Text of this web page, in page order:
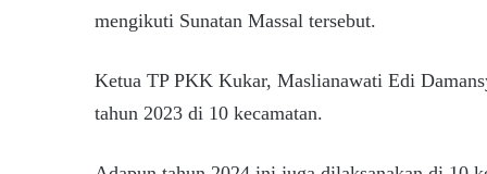
mengikuti Sunatan Massal tersebut.
Ketua TP PKK Kukar, Maslianawati Edi
tahun 2023 di 10 kecamatan.